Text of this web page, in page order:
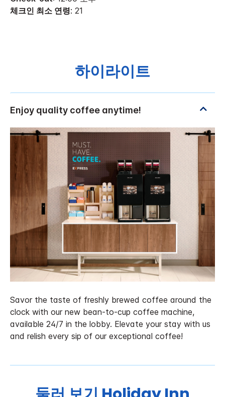
체크인 최소 연령: 21
하이라이트
Savor the taste of freshly brewed coffee around the
clock with our new bean-to-cup coffee machine,
available 24/7 in the lobby. Elevate your stay with us
and relish every sip of our exceptional coffee!